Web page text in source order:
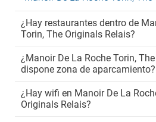
¿Hay restaurantes dentro de
Torin, The Originals Relais?
¿Manoir De La Roche Torin,
dispone zona de aparcamiento?
¿Hay wifi en Manoir De La
Originals Relais?